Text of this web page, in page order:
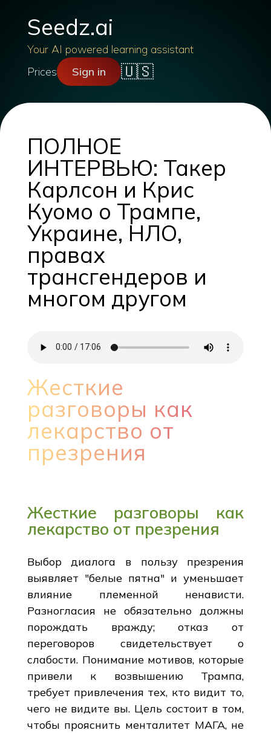
Seedz.ai
Your AI powered learning assistant
Prices
Sign in 🇺🇸
ПОЛНОЕ
ИНТЕРВЬЮ: Такер
Карлсон и Крис
Куомо о Трампе,
Украине, НЛО,
правах
трансгендеров и
многом другом
Жесткие
разговоры как
лекарство от
презрения
Жесткие разговоры как
лекарство от презрения
Выбор диалога в пользу презрения
выявляет "белые пятна" и уменьшает
влияние племенной ненависти.
Разногласия не обязательно должны
порождать вражду; отказ от
переговоров свидетельствует о
слабости. Понимание мотивов, которые
привели к возвышению Трампа,
требует привлечения тех, кто видит то,
чего не видите вы. Цель состоит в том,
чтобы прояснить менталитет МАГА, не